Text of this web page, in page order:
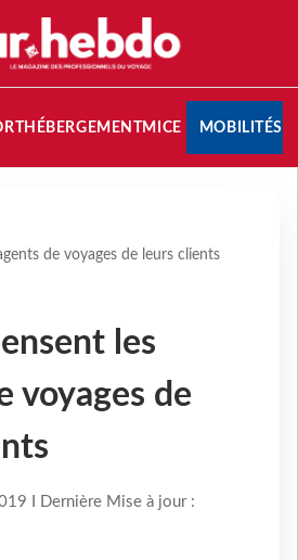
HÉBERGEMENTMICE MOBILITÉS
de voyages de leurs clients
les
voyages de
I Dernière Mise à jour :